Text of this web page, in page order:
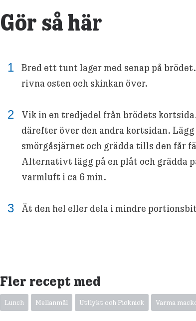
Gör så här
Bred ett tunt lager med senap på
rivna osten och skinkan över.
Vik in en tredjedel från brödets
därefter över den andra kortsidan.
smörgåsjärnet och grädda tills den får
Alternativt lägg på en plåt och grädda
varmluft i ca 6 min.
Ät den hel eller dela i mindre
Fler recept med
Lunch Mellanmål Utflykt och Picknick Varma